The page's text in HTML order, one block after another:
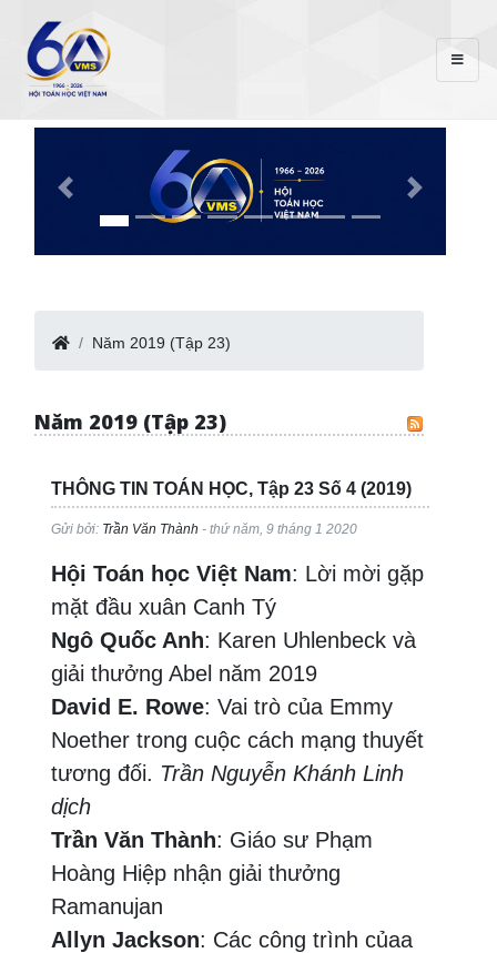
Năm 2019 (Tập 23)
Năm 2019 (Tập 23)
THÔNG TIN TOÁN HỌC, Tập 23 Số 4 (2019)
Gửi bởi: Trần Văn Thành - thứ năm, 9 tháng 1 2020
Hội Toán học Việt Nam: Lời mời gặp
mặt đầu xuân Canh Tý
Ngô Quốc Anh: Karen Uhlenbeck và
giải thưởng Abel năm 2019
David E. Rowe: Vai trò của Emmy
Noether trong cuộc cách mạng thuyết
tương đối. Trần Nguyễn Khánh Linh
dịch
Trần Văn Thành: Giáo sư Phạm
Hoàng Hiệp nhận giải thưởng
Ramanujan
Allyn Jackson: Các công trình củaa